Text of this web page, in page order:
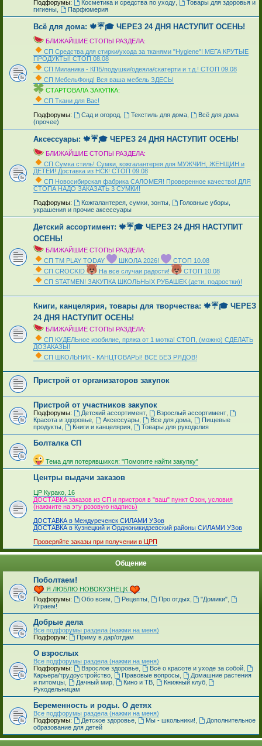
Подфорумы: Косметика и средства по уходу,
Товары для здоровья и
гигиены
Парфюмерия
Всё для дома: 🍁☔🎓 ЧЕРЕЗ 24 ДНЯ НАСТУПИТ ОСЕНЬ!
БЛИЖАЙШИЕ СТОПЫ РАЗДЕЛА:
СП Средства для стирки/ухода за тканями "Hygiene"! МЕГА КРУТЫЕ
ПРОДУКТЫ! СТОП 08.08
СП Миланика - КПБ/подушки/одеяла/скатерти и т.д.! СТОП 09.08
СП МебельФонд! Вся ваша мебель ЗДЕСЬ!
СТАРТОВАЛА ЗАКУПКА:
СП Ткани для Вас!
Подфорумы: Сад и огород, Текстиль для дома,
Всё для дома
(прочее)
Аксессуары: 🍁☔🎓 ЧЕРЕЗ 24 ДНЯ НАСТУПИТ ОСЕНЬ!
БЛИЖАЙШИЕ СТОПЫ РАЗДЕЛА:
СП Сумка стиль! Сумки, кожгалантерея для МУЖЧИН, ЖЕНЩИН и
ДЕТЕЙ! Доставка из НСК! СТОП 09.08
СП Новосибирская фабрика CAЛOMEЯ! Проверенное качество! ДЛЯ
СТОПА НАДО ЗАКАЗАТЬ 3 СУМКИ!
Подфорумы: Кожгалантерея, сумки, зонты,
Головные уборы,
украшения и прочие аксессуары
Детский ассортимент: 🍁☔🎓 ЧЕРЕЗ 24 ДНЯ НАСТУПИТ
ОСЕНЬ!
БЛИЖАЙШИЕ СТОПЫ РАЗДЕЛА:
СП ТМ PLAY TODAY
ШКОЛА 2026!
СТОП 10.08
СП CROCKID
На все случаи радости!
СТОП 10.08
СП STATMEN! ЗАКУПКА ШКОЛЬНЫХ РУБАШЕК (дети, подростки)!
Книги, канцелярия, товары для творчества: 🍁☔🎓 ЧЕРЕЗ
24 ДНЯ НАСТУПИТ ОСЕНЬ!
БЛИЖАЙШИЕ СТОПЫ РАЗДЕЛА:
СП КУДЕЛЬное изобилие, пряжа от 1 мотка! СТОП, (можно) СДЕЛАТЬ
ДОЗАКАЗЫ!
СП ШКОЛЬНИК - КАНЦТОВАРЫ! ВСЕ БЕЗ РЯДОВ!
Пристрой от организаторов закупок
Пристрой от участников закупок
Подфорумы: Детский ассортимент, Взрослый ассортимент,
Красота и здоровье
Аксессуары, Все для дома,
Пищевые
продукты
Книги и канцелярия, Товары для рукоделия
Болталка СП
Тема для потерявшихся: "Помогите найти закупку"
Центры выдачи заказов
ЦР Курако, 16
ДОСТАВКА заказов из СП и пристроя в "ваш" пункт Озон, условия
(нажмите на эту розовую надпись)
ДОСТАВКА в Междуреченск СИЛАМИ УЗов
ДОСТАВКА в Кузнецкий и Орджоникидзевский районы СИЛАМИ УЗов
Проверяйте заказы при получении в ЦРП
Общение
Поболтаем!
Я ЛЮБЛЮ НОВОКУЗНЕЦК
Подфорумы:
Обо всем Рецепты, Про отдых "Домики"
Играем!
Добрые дела
Все подфорумы раздела (нажми на меня)
Подфорум:
Приму в дар/отдам
О взрослых
Все подфорумы раздела (нажми на меня)
Подфорумы:
Взрослое здоровье, Всё о красоте и уходе за собой,
Карьера/трудоустройство
Правовые вопросы,
Домашние растения
и питомцы
Дачный мир, Кино и ТВ, Книжный клуб,
Рукодельницам
Беременность и роды. О детях
Все подфорумы раздела (нажми на меня)
Подфорумы:
Детское здоровье, Мы - школьники!
Дополнительное
образование для детей